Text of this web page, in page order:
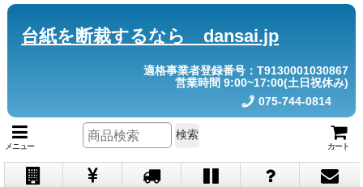
台紙を断裁するなら dansai.jp
適格事業者登録番号：T9130001030867
営業時間 9:00~17:00(土日祝休み)
075-744-0814
メニュー カート
検索